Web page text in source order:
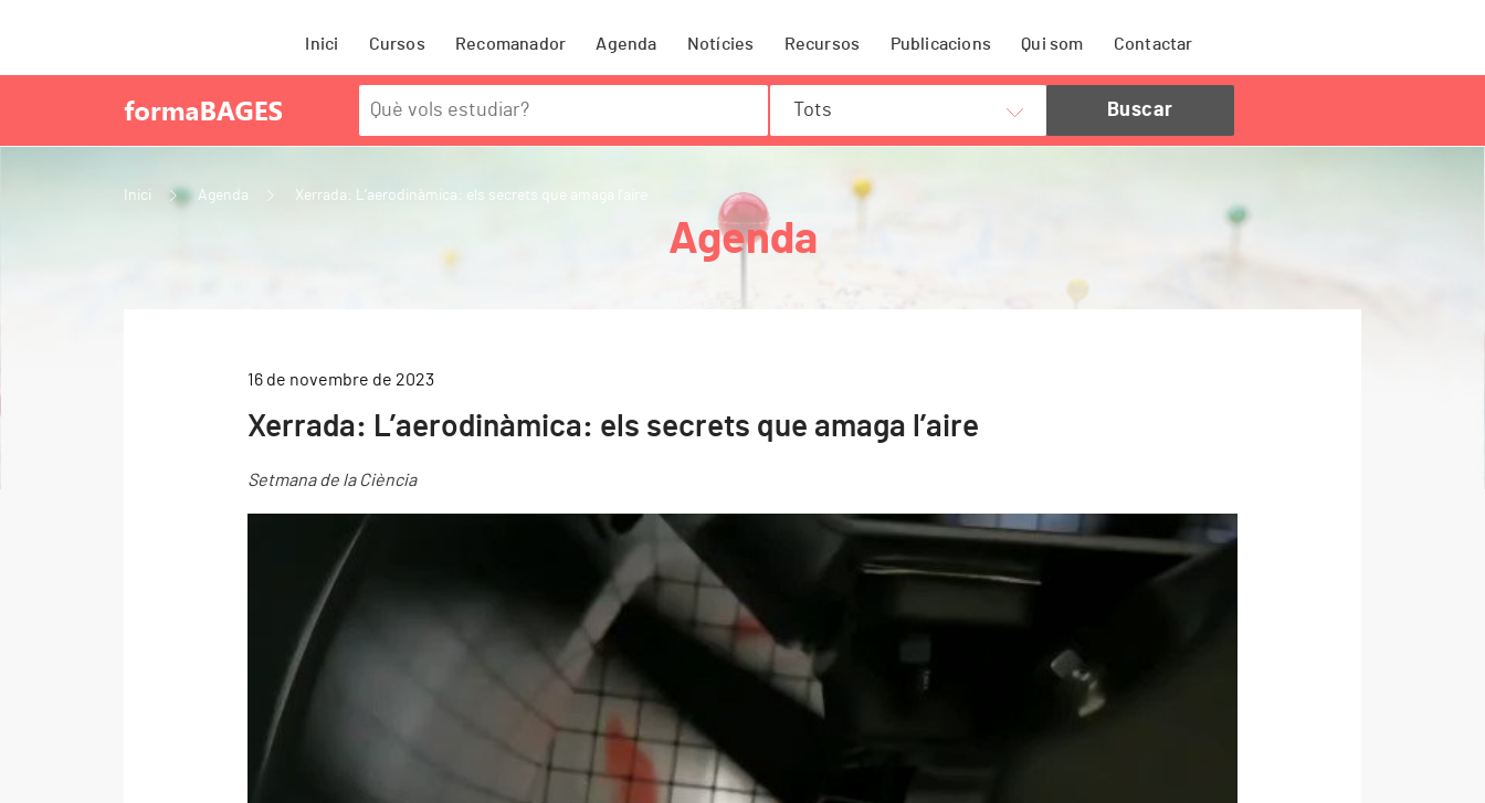
Inici Cursos Recomanador Agenda Notícies Recursos Publicacions Qui som Contactar
Tots
Inici Agenda Xerrada: L’aerodinàmica: els secrets que amaga l’aire
Agenda
16 de novembre de 2023
Xerrada: L’aerodinàmica: els secrets que amaga l’aire
Setmana de la Ciència